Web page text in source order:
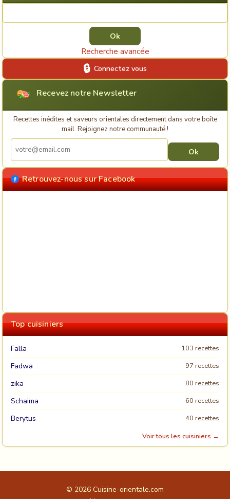
Recherche avancée
Connectez vous
Recevez notre Newsletter
Recettes inédites et saveurs orientales directement dans votre boîte
mail. Rejoignez notre communauté !
Retrouvez-nous sur Facebook
Top cuisiniers
Falla 103 recettes
Fadwa 97 recettes
zika 80 recettes
Schaima 60 recettes
Berytus
40 recettes
Voir tous les cuisiniers →
© 2026 Cuisine-orientale.com